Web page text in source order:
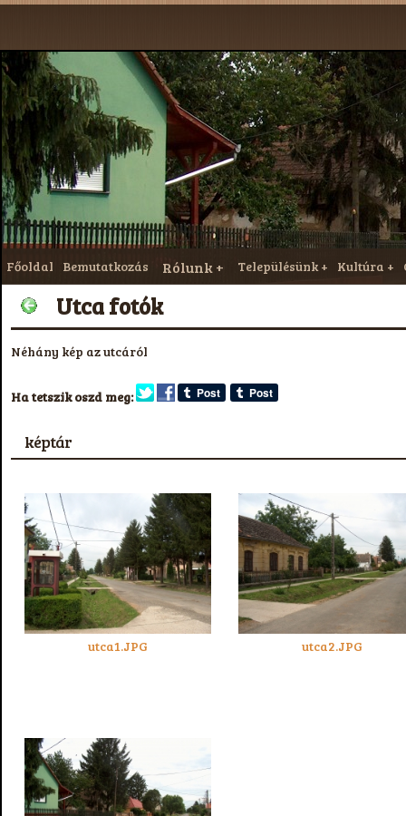
Főoldal Bemutatkozás Rólunk Településünk Kultúra
Utca fotók
Néhány kép az utcáról
Ha tetszik oszd meg:
képtár
utca1.JPG utca2.JPG